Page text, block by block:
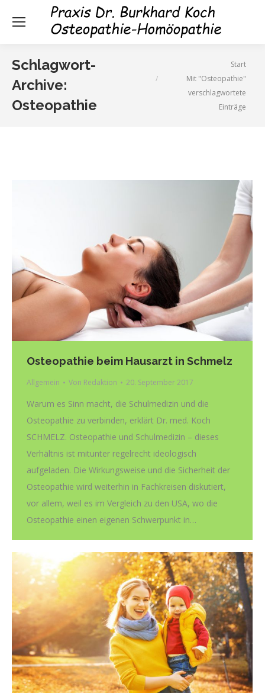
Schlagwort-
Archive:
Osteopathie
Start
Mit "Osteopathie"
verschlagwortete
Einträge
Osteopathie beim Hausarzt in Schmelz
Allgemein Von Redaktion 20. September 2017
Warum es Sinn macht, die Schulmedizin und die
Osteopathie zu verbinden, erklärt Dr. med. Koch
SCHMELZ. Osteopathie und Schulmedizin – dieses
Verhältnis ist mitunter regelrecht ideologisch
aufgeladen. Die Wirkungsweise und die Sicherheit der
Osteopathie wird weiterhin in Fachkreisen diskutiert,
vor allem, weil es im Vergleich zu den USA, wo die
Osteopathie einen eigenen Schwerpunkt in…